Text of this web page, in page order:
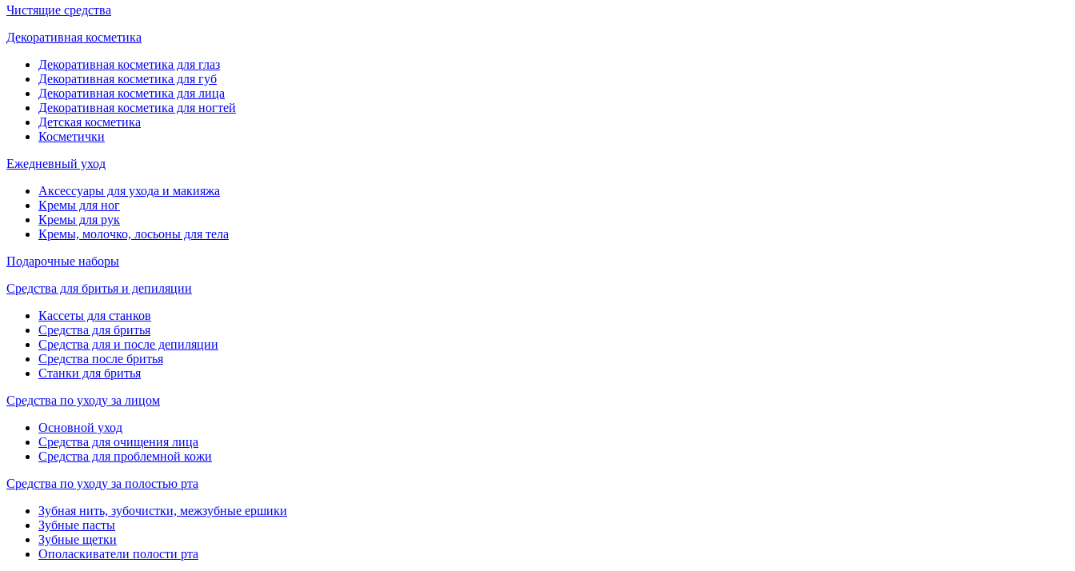
Чистящие средства
Декоративная косметика
Декоративная косметика для глаз
Декоративная косметика для губ
Декоративная косметика для лица
Декоративная косметика для ногтей
Детская косметика
Косметички
Ежедневный уход
Аксессуары для ухода и макияжа
Кремы для ног
Кремы для рук
Кремы, молочко, лосьоны для тела
Подарочные наборы
Средства для бритья и депиляции
Кассеты для станков
Средства для бритья
Средства для и после депиляции
Средства после бритья
Станки для бритья
Средства по уходу за лицом
Основной уход
Средства для очищения лица
Средства для проблемной кожи
Средства по уходу за полостью рта
Зубная нить, зубочистки, межзубные ершики
Зубные пасты
Зубные щетки
Ополаскиватели полости рта